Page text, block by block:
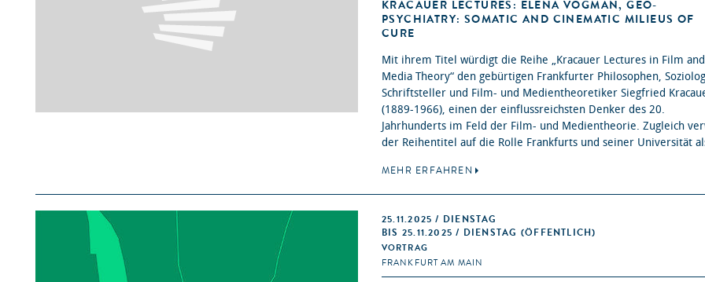
KRACAUER LECTURES: ELENA VOGMAN, GEO-
PSYCHIATRY: SOMATIC AND CINEMATIC MILIEUS OF
CURE
Mit ihrem Titel würdigt die Reihe „Kracauer Lectures in Film and
Media Theory“ den gebürtigen Frankfurter Philosophen,
Schriftsteller und Film- und Medientheoretiker Siegfried
(1889-1966), einen der einflussreichsten Denker des 20.
Jahrhunderts im Feld der Film- und Medientheorie. Zugleich
der Reihentitel auf die Rolle Frankfurts und seiner Universität
MEHR ERFAHREN
25.11.2025 / DIENSTAG
BIS 25.11.2025 / DIENSTAG (ÖFFENTLICH)
VORTRAG
FRANKFURT AM MAIN